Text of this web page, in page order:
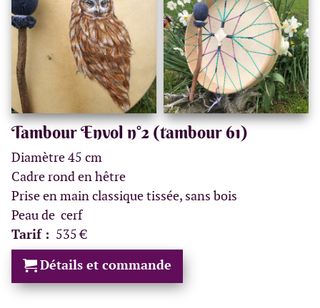
Tambour Envol n°2 (tambour 61)
Diamètre 45 cm
Cadre rond en hêtre
Prise en main classique tissée, sans bois
Peau de cerf
Tarif : 535 €
Détails et commande